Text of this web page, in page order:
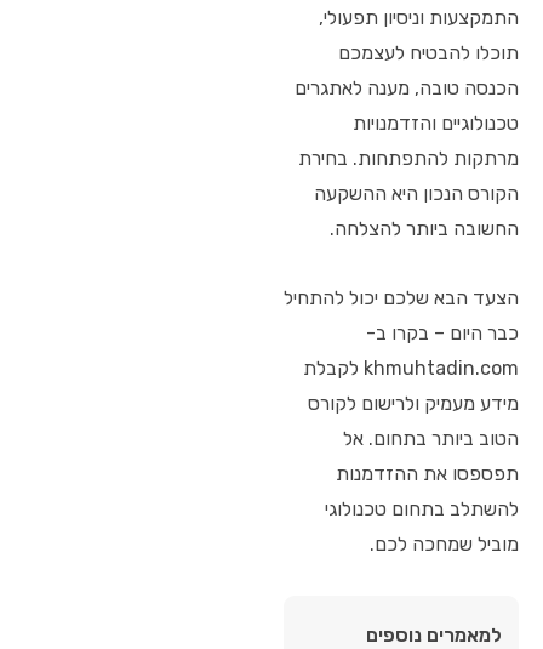
התמקצעות וניסיון תפעולי,
תוכלו להבטיח לעצמכם
הכנסה טובה, מענה לאתגרים
טכנולוגיים והזדמנויות
מרתקות להתפתחות. בחירת
הקורס הנכון היא ההשקעה
החשובה ביותר להצלחה.
הצעד הבא שלכם יכול להתחיל
כבר היום – בקרו ב-
khmuhtadin.com לקבלת
מידע מעמיק ולרישום לקורס
הטוב ביותר בתחום. אל
תפספסו את ההזדמנות
להשתלב בתחום טכנולוגי
מוביל שמחכה לכם.
למאמרים נוספים